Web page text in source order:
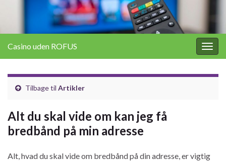
Casino uden ROFUS
Tilbage til Artikler
Alt du skal vide om kan jeg få
bredbånd på min adresse
Alt, hvad du skal vide om bredbånd på din adresse, er vigtig